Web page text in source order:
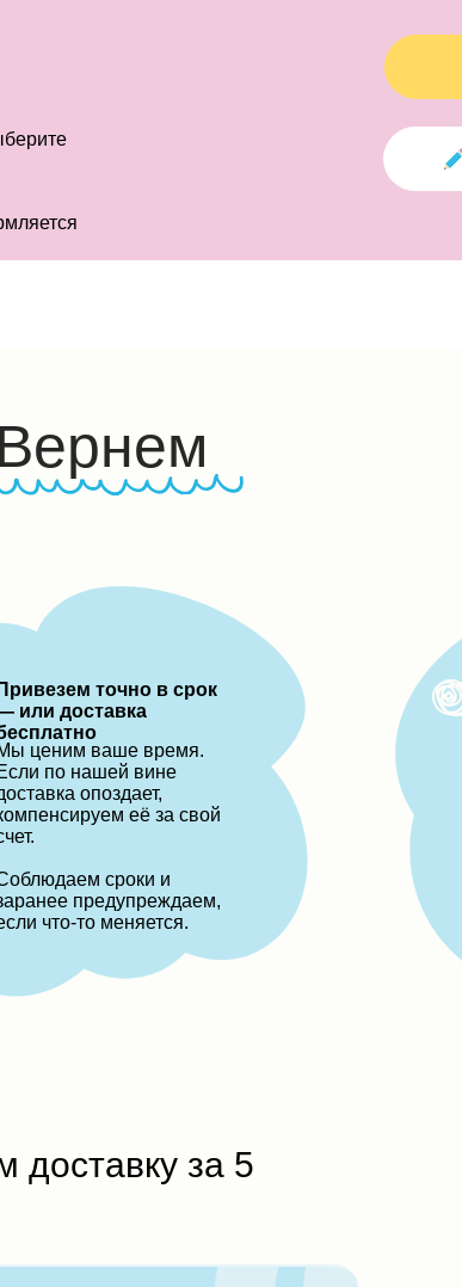
ценим ваше время.
по нашей вине
опоздает,
её за свой
сроки и
предупреждаем,
что-то меняется.
Привезем точно в срок
или доставка
доставку за 5